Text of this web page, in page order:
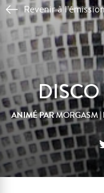
Revenir à
ANIMÉ PARMORGASM|